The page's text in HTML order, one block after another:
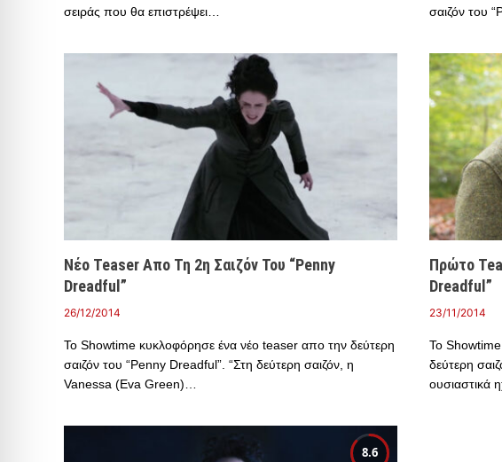
σειράς που θα επιστρέψει…
σαιζόν του
Νέο Teaser Απο Τη 2η Σαιζόν Του “Penny
Dreadful”
26/12/2014
To Showtime κυκλοφόρησε ένα νέο teaser απο την δεύτερη
σαιζόν του “Penny Dreadful”. “Στη δεύτερη σαιζόν, η
Vanessa (Eva Green)…
Πρώτο
Dreadful”
23/11/2014
To
δεύτερη
ουσιαστικά
8.6